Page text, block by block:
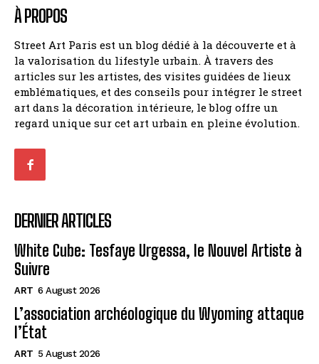
À PROPOS
Street Art Paris est un blog dédié à la découverte et à
la valorisation du lifestyle urbain. À travers des
articles sur les artistes, des visites guidées de lieux
emblématiques, et des conseils pour intégrer le street
art dans la décoration intérieure, le blog offre un
regard unique sur cet art urbain en pleine évolution.
DERNIER ARTICLES
White Cube: Tesfaye Urgessa, le Nouvel Artiste à
Suivre
ART 6 August 2026
L’association archéologique du Wyoming attaque
l’État
ART 5 August 2026